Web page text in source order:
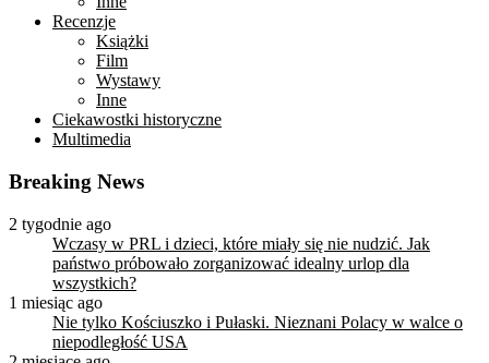
Recenzje
Książki
Film
Wystawy
Inne
Ciekawostki historyczne
Multimedia
Breaking News
2 tygodnie ago
Wczasy w PRL i dzieci, które miały się nie nudzić. Jak
państwo próbowało zorganizować idealny urlop dla
wszystkich?
1 miesiąc ago
Nie tylko Kościuszko i Pułaski. Nieznani Polacy w walce o
niepodległość USA